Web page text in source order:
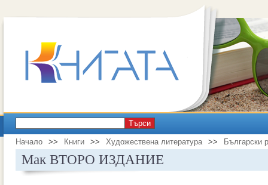
Търси
Начало >> Книги >> Художествена литература >> Български
Мак ВТОРО ИЗДАНИЕ